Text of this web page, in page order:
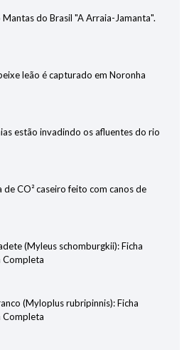
do Brasil "A Arraia-Jamanta".
leão é capturado em Noronha
estão invadindo os afluentes do rio
de CO² caseiro feito com canos de
(Myleus schomburgkii): Ficha
Completa
(Myloplus rubripinnis): Ficha
Completa